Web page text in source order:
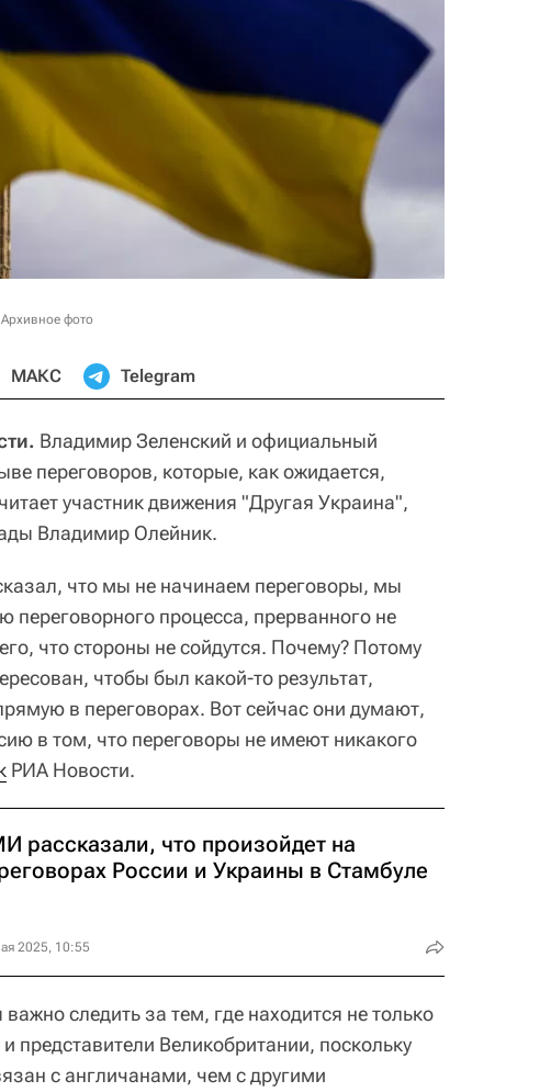
фото
МАКС Telegram
Владимир Зеленский и официальный
переговоров, которые, как ожидается,
участник движения "Другая Украина",
Владимир Олейник.
что мы не начинаем переговоры, мы
процесса, прерванного не
что стороны не сойдутся. Почему? Потому
чтобы был какой-то результат,
в переговорах. Вот сейчас они думают,
в том, что переговоры не имеют никакого
РИА Новости.
рассказали, что произойдет на
России и Украины в Стамбуле
2025, 10:55
следить за тем, где находится не только
представители Великобритании, поскольку
с англичанами, чем с другими